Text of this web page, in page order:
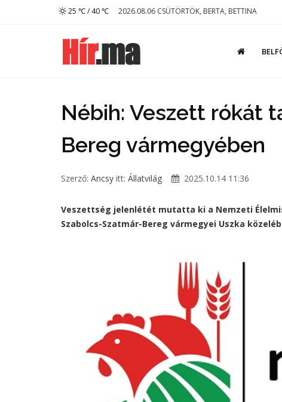
25 ℃ / 40 ℃ 2026.08.06 CSÜTÖRTÖK, BERTA, BETTINA
Nébih: Veszett rókát
Bereg vármegyében
Szerző: Ancsy itt: Állatvilág 2025.10.14 11:36
Veszettség jelenlétét mutatta ki a Nemzeti
Szabolcs-Szatmár-Bereg vármegyei Uszka